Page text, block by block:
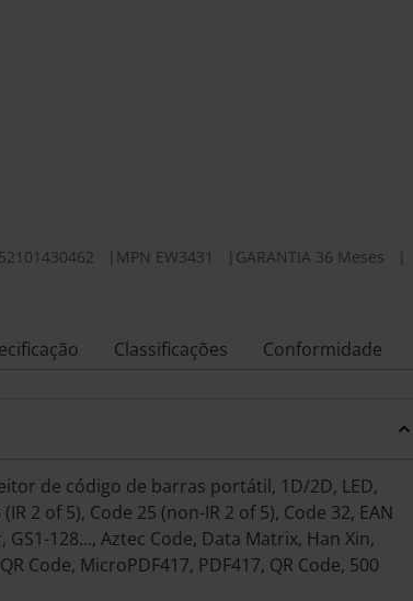
MPN EW3431 GARANTIA 36 Meses
Classificações Conformidade
de código de barras portátil, 1D/2D, LED,
2 of 5), Code 25 (non-IR 2 of 5), Code 32, EAN
GS1-128..., Aztec Code, Data Matrix, Han Xin,
Code, MicroPDF417, PDF417, QR Code, 500